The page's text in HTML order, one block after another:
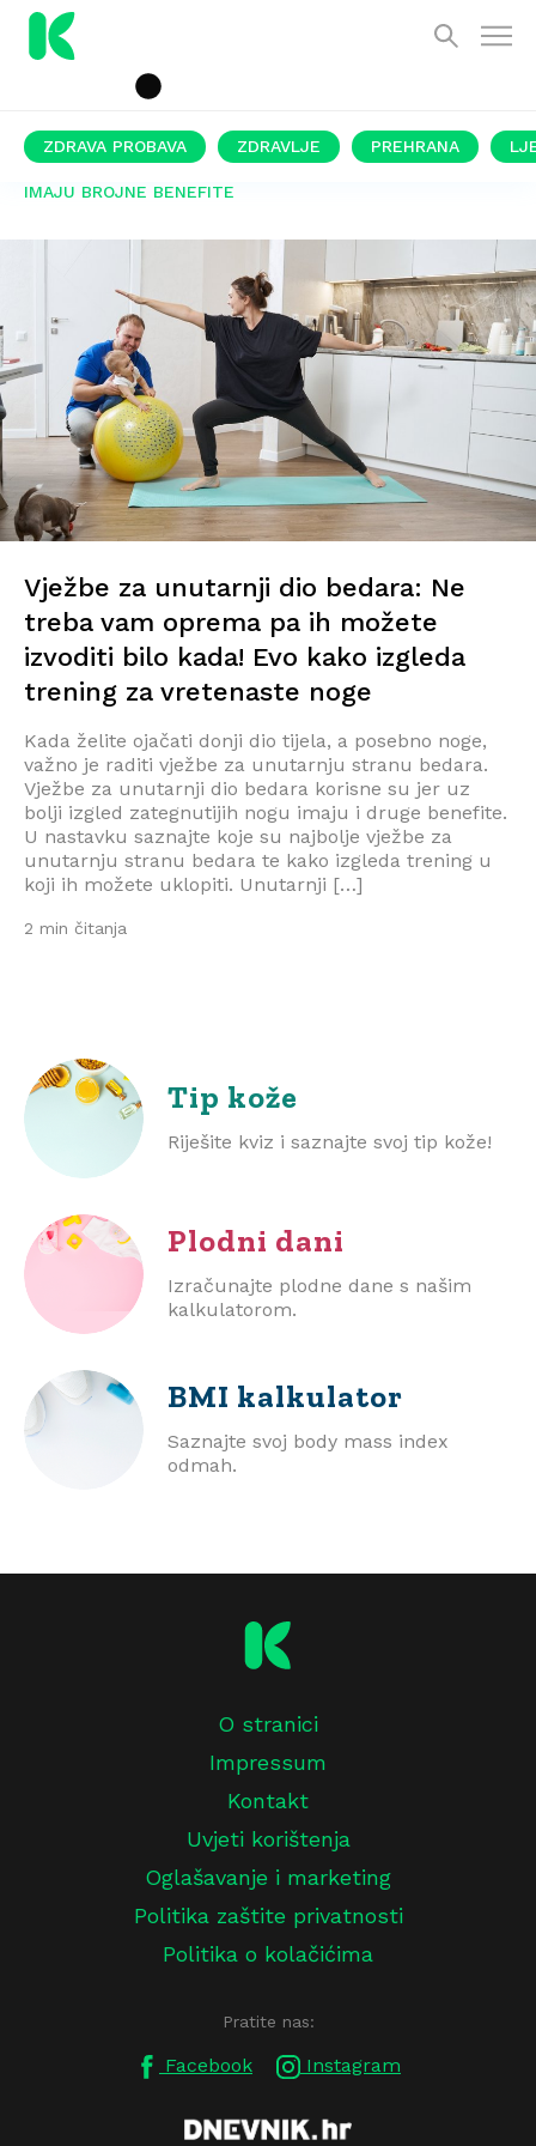
ZDRAVA PROBAVA ZDRAVLJE PREHRANA
IMAJU BROJNE BENEFITE
Vježbe za unutarnji dio bedara: Ne
treba vam oprema pa ih možete
izvoditi bilo kada! Evo kako izgleda
trening za vretenaste noge
Kada želite ojačati donji dio tijela, a posebno noge,
važno je raditi vježbe za unutarnju stranu bedara.
Vježbe za unutarnji dio bedara korisne su jer uz
bolji izgled zategnutijih nogu imaju i druge benefite.
U nastavku saznajte koje su najbolje vježbe za
unutarnju stranu bedara te kako izgleda trening u
koji ih možete uklopiti. Unutarnji […]
2 min čitanja
Tip kože
Riješite kviz i saznajte svoj tip kože!
Plodni dani
Izračunajte plodne dane s našim
kalkulatorom.
BMI kalkulator
Saznajte svoj body mass index
odmah.
O stranici
Impressum
Kontakt
Uvjeti korištenja
Oglašavanje i marketing
Politika zaštite privatnosti
Politika o kolačićima
Pratite nas:
Facebook Instagram